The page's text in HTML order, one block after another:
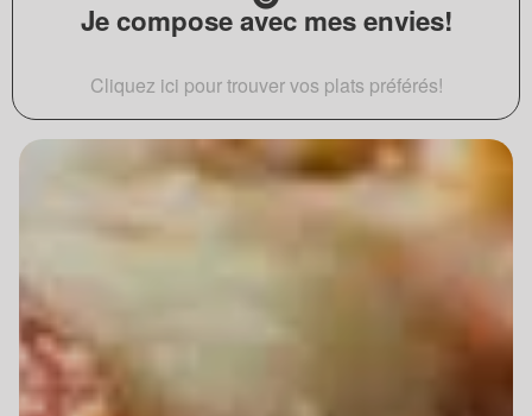
Je compose avec mes envies!
Cliquez ici pour trouver vos plats préférés!